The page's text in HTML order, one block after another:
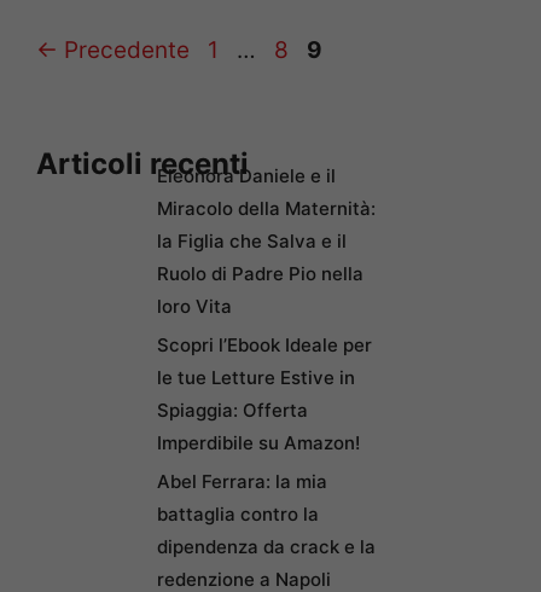
← Precedente Pagina
1 … Pagina
8 Pagina
9
Articoli recentiEleonora Daniele e il
Miracolo della Maternità:
la Figlia che Salva e il
Ruolo di Padre Pio nella
loro Vita
Scopri l’Ebook Ideale per
le tue Letture Estive in
Spiaggia: Offerta
Imperdibile su Amazon!
Abel Ferrara: la mia
battaglia contro la
dipendenza da crack e la
redenzione a Napoli